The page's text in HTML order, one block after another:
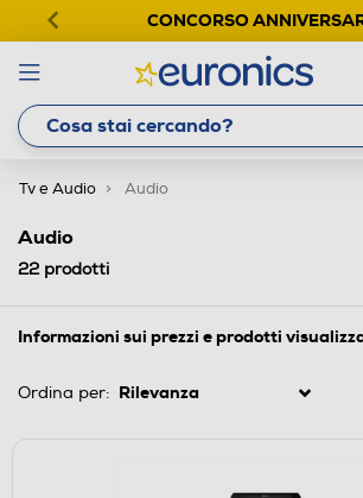
CONCORSO
Tv e Audio Audio
Audio
22prodotti
Informazioni sui prezzi e prodotti
Ordina per: